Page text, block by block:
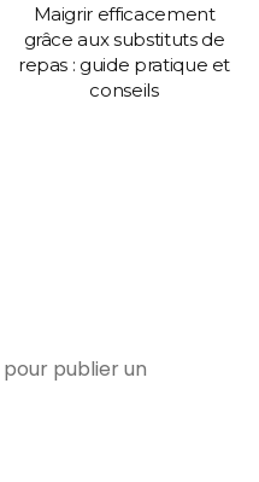
Maigrir efficacement
grâce aux substituts de
repas : guide pratique et
conseils
pour publier un